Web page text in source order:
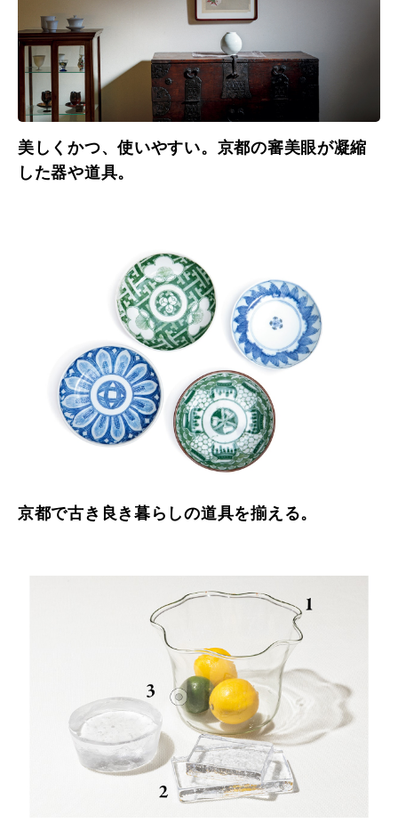
美しくかつ、使いやすい。京都の審美眼が凝縮
した器や道具。
京都で古き良き暮らしの道具を揃える。